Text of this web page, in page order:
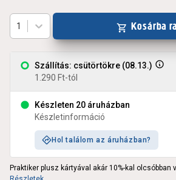
Szállítás: csütörtökre (08.13.)
1.290 Ft-tól
Készleten 20 áruházban
Készletinformáció
Hol találom az áruházban?
1 Kosárba
Praktiker plusz kártyával akár 10%-kal olcsóbban